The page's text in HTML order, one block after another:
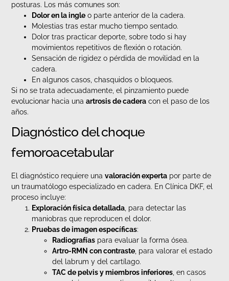
posturas. Los más comunes son:
Dolor en la ingle o parte anterior de la cadera.
Molestias tras estar mucho tiempo sentado.
Dolor tras practicar deporte, sobre todo si hay
movimientos repetitivos de flexión o rotación.
Sensación de rigidez o pérdida de movilidad en la
cadera.
En algunos casos, chasquidos o bloqueos.
Si no se trata adecuadamente, el pinzamiento puede
evolucionar hacia unaartrosis de cadera con el paso de los
años.
Diagnóstico del choque
femoroacetabular
El diagnóstico requiere unavaloración experta por parte de
un traumatólogo especializado en cadera. En Clínica DKF, el
proceso incluye:
Exploración física detallada , para detectar las
maniobras que reproducen el dolor.
Pruebas de imagen específicas:
Radiografías para evaluar la forma ósea.
Artro-RMN con contraste , para valorar el estado
del labrum y del cartílago.
TAC de pelvis y miembros inferiores , en casos